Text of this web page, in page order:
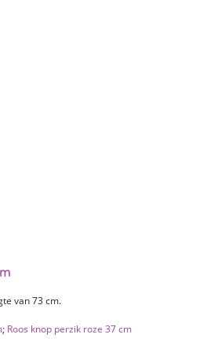
van 73 cm.
; Roos knop perzik roze 37 cm